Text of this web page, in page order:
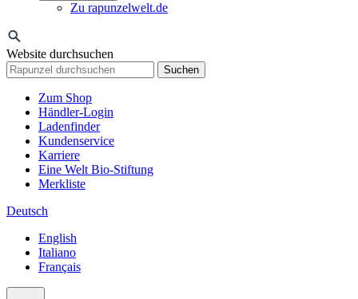
Zu rapunzelwelt.de
Website durchsuchen
Suchen
Zum Shop
Händler-Login
Ladenfinder
Kundenservice
Karriere
Eine Welt Bio-Stiftung
Merkliste
Deutsch
English
Italiano
Français